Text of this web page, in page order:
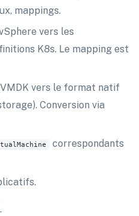
mappings.
vers les
K8s. Le mapping est
vers le format natif
Conversion via
correspondants